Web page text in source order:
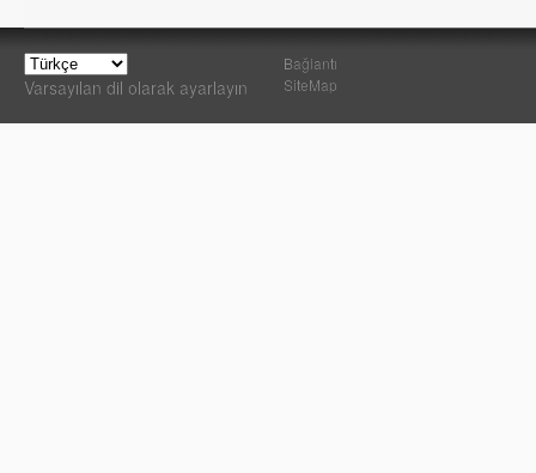
Varsayılan dil olarak ayarlayın
Bağlantı
SiteMap